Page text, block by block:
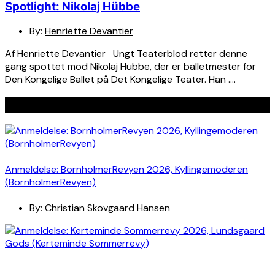
Spotlight: Nikolaj Hübbe
By: Henriette Devantier
Af Henriette Devantier Ungt Teaterblod retter denne
gang spottet mod Nikolaj Hübbe, der er balletmester for
Den Kongelige Ballet på Det Kongelige Teater. Han ….
Anmeldelse: BornholmerRevyen 2026, Kyllingemoderen
(BornholmerRevyen)
By: Christian Skovgaard Hansen